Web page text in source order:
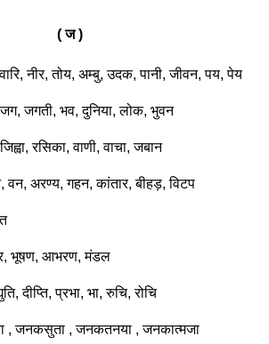
( ज )
नीर, तोय, अम्बु, उदक, पानी, जीवन, पय, पेय
जगती, भव, दुनिया, लोक, भुवन
रसिका, वाणी, वाचा, जबान
वन, अरण्य, गहन, कांतार, बीहड़, विटप
भूषण, आभरण, मंडल
दीप्ति, प्रभा, भा, रुचि, रोचि
, जनकसुता , जनकतनया , जनकात्मजा